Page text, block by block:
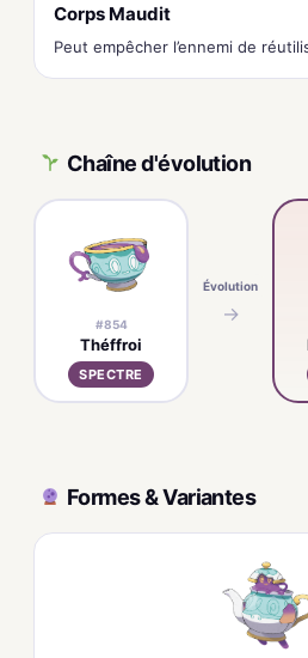
Corps Maudit
Peut empêcher l’ennemi de
Chaîne d'évolution
#854
Théffroi
SPECTRE
Évolution
→
Formes & Variantes